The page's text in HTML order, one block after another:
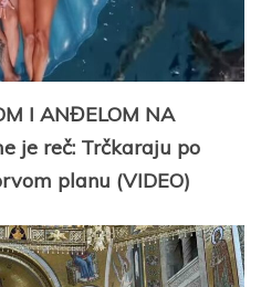
I ANĐELOM NA
je reč: Trčkaraju po
planu (VIDEO)